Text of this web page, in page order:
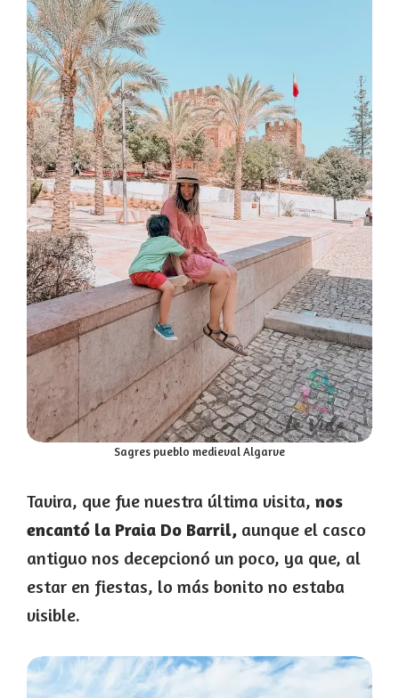
Sagres pueblo medieval Algarve
Tavira, que fue nuestra última visita, nos
encantó la Praia Do Barril, aunque el casco
antiguo nos decepcionó un poco, ya que, al
estar en fiestas, lo más bonito no estaba
visible.